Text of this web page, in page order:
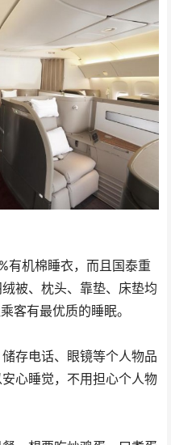
有机棉睡衣，而且国泰重
被、枕头、靠垫、床垫均
客有最优质的睡眠。
存电话、眼镜等个人物品
心睡觉，不用担心个人物